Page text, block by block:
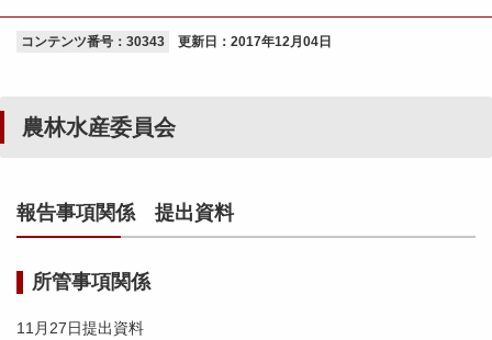
コンテンツ番号：30343 更新日： 2017年12月04日
農林水産委員会
報告事項関係 提出資料
所管事項関係
11月27日提出資料